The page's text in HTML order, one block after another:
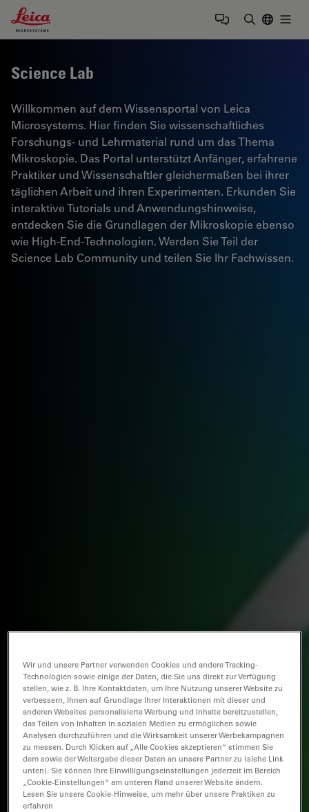
Leica Microsystems Logo
Science Lab
Willkommen auf dem Wissensportal von Leica
Microsystems. Hier finden Sie wissenschaftliches
Forschungs- und Lehrmaterial rund um das Thema
Mikroskopie. Das Portal unterstützt Anfänger, erfahrene
Praktiker und Wissenschaftler gleichermaßen bei ihrer
täglichen Arbeit und ihren Experimenten. Erkunden Sie
interaktive Tutorials und Anwendungshinweise,
entdecken Sie die Grundlagen der Mikroskopie ebenso
wie High-End-Technologien. Werden Sie Teil der
Science Lab Community und teilen Sie Ihr Fachwissen.
Wir und unsere Partner verwenden Cookies und andere Tracking-
Technologien sowie einige der Daten, die Sie uns direkt zur Verfügung
stellen, wie z. B. Ihre Kontaktdaten, um Ihre Nutzung unserer Website zu
verbessern, Ihnen auf Grundlage Ihrer Interaktionen mit dieser und
anderen Websites personalisierte Werbung und Inhalte bereitzustellen,
das Teilen von Inhalten in sozialen Medien zu ermöglichen sowie
Analysen durchzuführen und die Wirksamkeit unserer Werbekampagnen
zu messen. Durch Klicken auf „Alle Cookies akzeptieren“ stimmen Sie
dem sowie der Weitergabe dieser Daten an unsere Partner zu (siehe Link
unten). Sie können Ihre Einwilligungseinstellungen jederzeit im Bereich
„Cookie-Einstellungen“ am unteren Rand unserer Website ändern.
Lesen Sie unsere Cookie-Hinweise, um mehr über unsere Praktiken zu
erfahren